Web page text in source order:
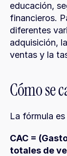
educación,
financieros.
diferentes
adquisición,
ventas y la
Cómo se
La fórmula
CAC =
totales de